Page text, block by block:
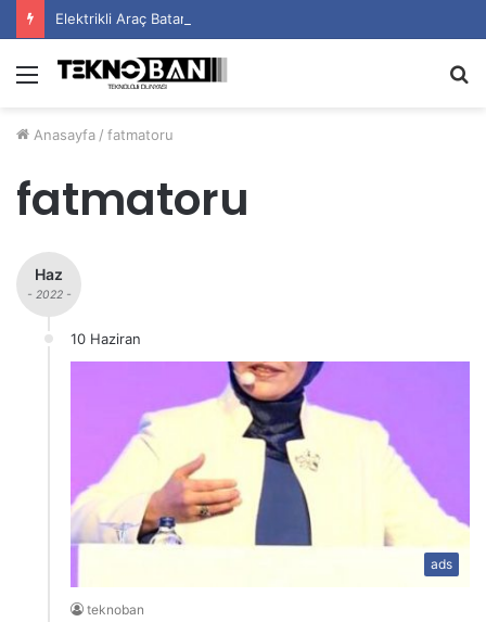
Elektrikli Araç Bataryalarının Ömrü Nasıl Uzatılır?
Menü
Anasayfa / fatmatoru
fatmatoru
Haz
- 2022 -
10 Haziran
ads
teknoban